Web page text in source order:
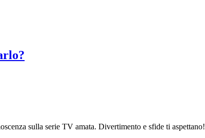
sulla serie TV amata. Divertimento e sfide ti aspettano!